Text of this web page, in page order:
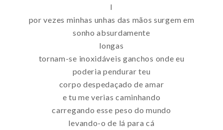
I
por vezes minhas unhas das mãos surgem em
sonho absurdamente
longas
tornam-se inoxidáveis ganchos onde eu
poderia pendurar teu
corpo despedaçado de amar
e tu me verias caminhando
carregando esse peso do mundo
levando-o de lá para cá